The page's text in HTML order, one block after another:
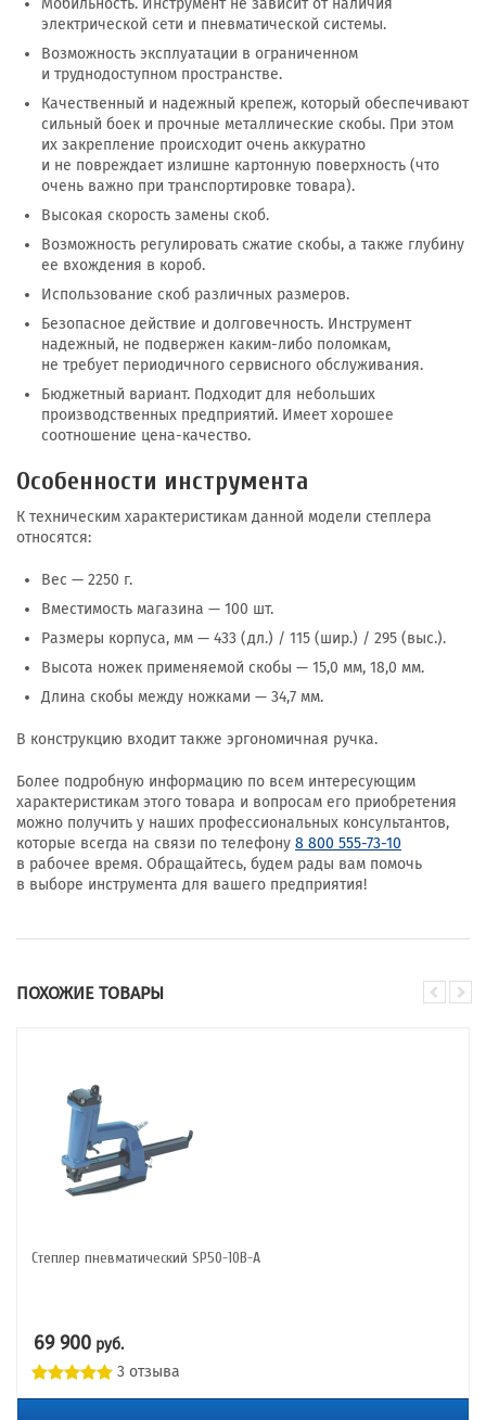
Мобильность. Инструмент не зависит от наличия
электрической сети и пневматической системы.
Возможность эксплуатации в ограниченном
и труднодоступном пространстве.
Качественный и надежный крепеж, который обеспечивают
сильный боек и прочные металлические скобы. При этом
их закрепление происходит очень аккуратно
и не повреждает излишне картонную поверхность (что
очень важно при транспортировке товара).
Высокая скорость замены скоб.
Возможность регулировать сжатие скобы, а также глубину
ее вхождения в короб.
Использование скоб различных размеров.
Безопасное действие и долговечность. Инструмент
надежный, не подвержен каким-либо поломкам,
не требует периодичного сервисного обслуживания.
Бюджетный вариант. Подходит для небольших
производственных предприятий. Имеет хорошее
соотношение цена-качество.
Особенности инструмента
К техническим характеристикам данной модели степлера
относятся:
Вес — 2250 г.
Вместимость магазина — 100 шт.
Размеры корпуса, мм — 433 (дл.) / 115 (шир.) / 295 (выс.).
Высота ножек применяемой скобы — 15,0 мм, 18,0 мм.
Длина скобы между ножками — 34,7 мм.
В конструкцию входит также эргономичная ручка.
Более подробную информацию по всем интересующим
характеристикам этого товара и вопросам его приобретения
можно получить у наших профессиональных консультантов,
которые всегда на связи по телефону 8 800 555-73-10
в рабочее время. Обращайтесь, будем рады вам помочь
в выборе инструмента для вашего предприятия!
ПОХОЖИЕ ТОВАРЫ
Степлер пневматический SP50-10B-A
69 900 руб.
3 отзыва